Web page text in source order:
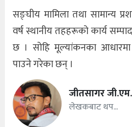
सङ्घीय मामिला तथा सामान्य
वर्ष स्थानीय तहहरूको कार्य
छ । सोहि मूल्यांकनका
पाउने गरेका छन् ।
जीतसागर जी.एम.
लेखकबाट थप...